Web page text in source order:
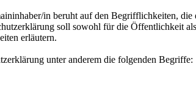
in beruht auf den Begrifflichkeiten,
soll sowohl für die Öffentlichkeit
erläutern.
unter anderem die folgenden Begriffe: